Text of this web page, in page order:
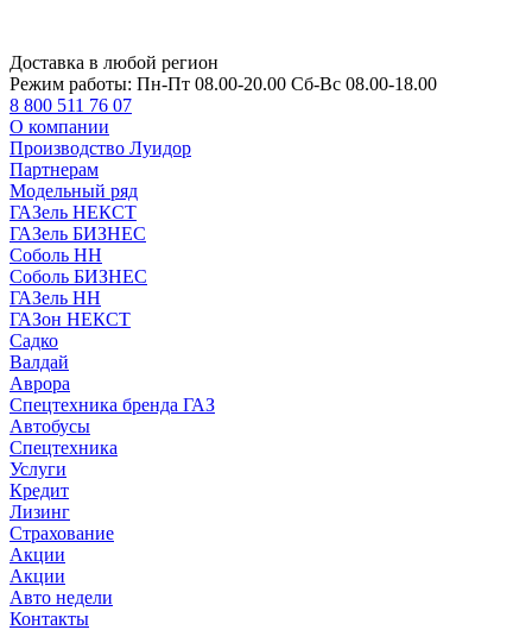
Доставка в любой регион
Режим работы: Пн-Пт 08.00-20.00 Сб-Вс 08.00-18.00
8 800 511 76 07
О компании
Производство Луидор
Партнерам
Модельный ряд
ГАЗель НЕКСТ
ГАЗель БИЗНЕС
Соболь НН
Соболь БИЗНЕС
ГАЗель НН
ГАЗон НЕКСТ
Садко
Валдай
Аврора
Спецтехника бренда ГАЗ
Автобусы
Спецтехника
Услуги
Кредит
Лизинг
Страхование
Акции
Акции
Авто недели
Контакты